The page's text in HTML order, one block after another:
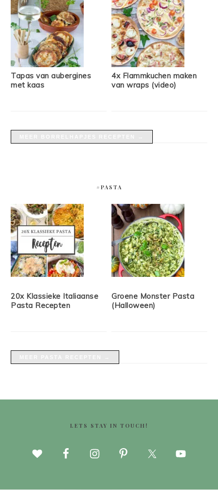
Tapas van aubergines
met kaas
4x Flammkuchen maken
van wraps (video)
#PASTA
20x Klassieke Italiaanse
Pasta Recepten
Groene Monster Pasta
(Halloween)
LETS STAY IN TOUCH!